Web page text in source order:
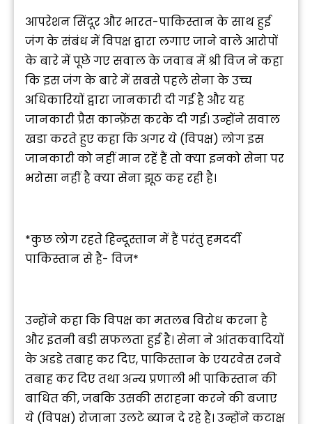
आपरेशन सिंदूर और भारत-पाकिस्तान के साथ हुई
जंग के संबंध में विपक्ष द्वारा लगाए जाने वाले आरोपों
के बारे में पूछे गए सवाल के जवाब में श्री विज ने कहा
कि इस जंग के बारे में सबसे पहले सेना के उच्च
अधिकारियों द्वारा जानकारी दी गई है और यह
जानकारी प्रैस कान्फ्रेंस करके दी गई। उन्होंने सवाल
खडा करते हुए कहा कि अगर ये (विपक्ष) लोग इस
जानकारी को नहीं मान रहें हैं तो क्या इनको सेना पर
भरोसा नहीं है क्या सेना झूठ कह रही है।
*कुछ लोग रहते हिन्दूस्तान में हैं परंतु हमदर्दी
पाकिस्तान से है- विज*
उन्होंने कहा कि विपक्ष का मतलब विरोध करना है
और इतनी बडी सफलता हुई है। सेना ने आंतकवादियों
के अडडे तबाह कर दिए, पाकिस्तान के एयरवेस रनवे
तबाह कर दिए तथा अन्य प्रणाली भी पाकिस्तान की
बाधित की, जबकि उसकी सराहना करने की बजाए
ये (विपक्ष) रोजाना उलटे ब्यान दे रहे हैं। उन्होंने कटाक्ष